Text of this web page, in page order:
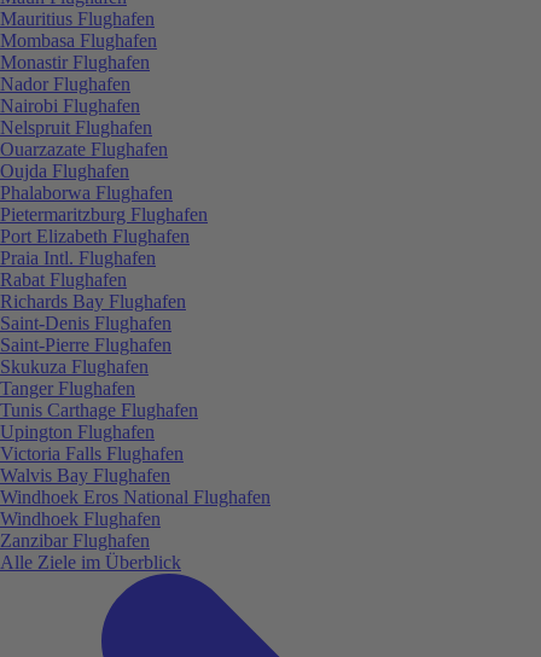
Mauritius Flughafen
Mombasa Flughafen
Monastir Flughafen
Nador Flughafen
Nairobi Flughafen
Nelspruit Flughafen
Ouarzazate Flughafen
Oujda Flughafen
Phalaborwa Flughafen
Pietermaritzburg Flughafen
Port Elizabeth Flughafen
Praia Intl. Flughafen
Rabat Flughafen
Richards Bay Flughafen
Saint-Denis Flughafen
Saint-Pierre Flughafen
Skukuza Flughafen
Tanger Flughafen
Tunis Carthage Flughafen
Upington Flughafen
Victoria Falls Flughafen
Walvis Bay Flughafen
Windhoek Eros National Flughafen
Windhoek Flughafen
Zanzibar Flughafen
Alle Ziele im Überblick